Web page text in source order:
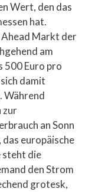
Wert, den das
hat.
Markt der
am
500 Euro pro
damit
Während
zur
an Sonn
europäische
steht die
den Strom
grotesk,